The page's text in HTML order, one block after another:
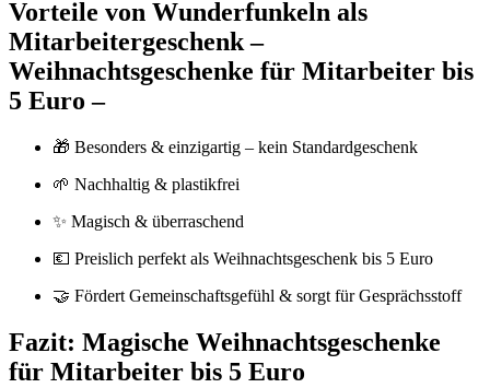
Vorteile von Wunderfunkeln als
Mitarbeitergeschenk –
Weihnachtsgeschenke für Mitarbeiter bis
5 Euro –
🎁 Besonders & einzigartig – kein Standardgeschenk
🌱 Nachhaltig & plastikfrei
✨ Magisch & überraschend
💶 Preislich perfekt als Weihnachtsgeschenk bis 5 Euro
🤝 Fördert Gemeinschaftsgefühl & sorgt für Gesprächsstoff
Fazit: Magische Weihnachtsgeschenke
für Mitarbeiter bis 5 Euro